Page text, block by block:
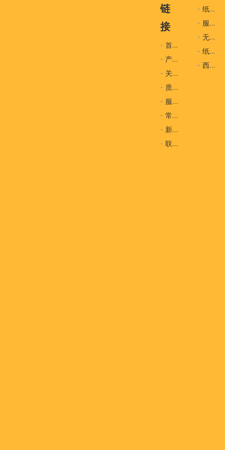
链
接
首页
产品
关于我们
质量控制
服务
常问问题
新闻
联系我们
纸袋
服装辅料
无纺布袋
纸盒
西装袋